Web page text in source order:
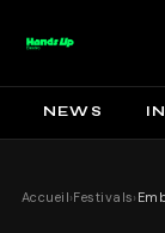
NEWS
Accueil›Festivals›